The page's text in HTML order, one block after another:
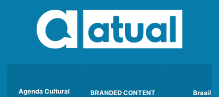
Agenda Cultural BRANDED CONTENT Brasil